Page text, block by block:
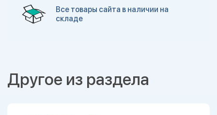
Все товары сайта в наличии на
складе
Другое из раздела